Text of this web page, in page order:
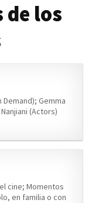
los
Gemma
(Actors)
cine; Momentos
en familia o con